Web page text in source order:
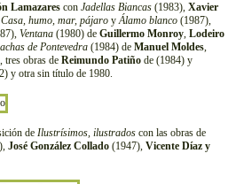
Lamazares con Jadellas Biancas (1983), Xavier
Casa, humo, mar, pájaro yÁlamo blanco (1987),
Ventana (1980) de Guillermo Monroy, Lodeiro
de Pontevedra (1984) de Manuel Moldes,
tres obras de Reimundo Patiño de (1984) y
y otra sin título de 1980.
de Ilustrísimos, ilustrados con las obras de
José González Collado (1947), Vicente Díaz y